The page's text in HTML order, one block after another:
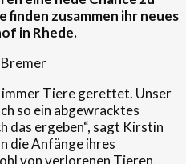
finden zusammen ihr neues
in Rhede.
immer Tiere gerettet. Unser
so ein abgewracktes
das ergeben“, sagt Kirstin
die Anfänge ihres
von verlorenen Tieren.